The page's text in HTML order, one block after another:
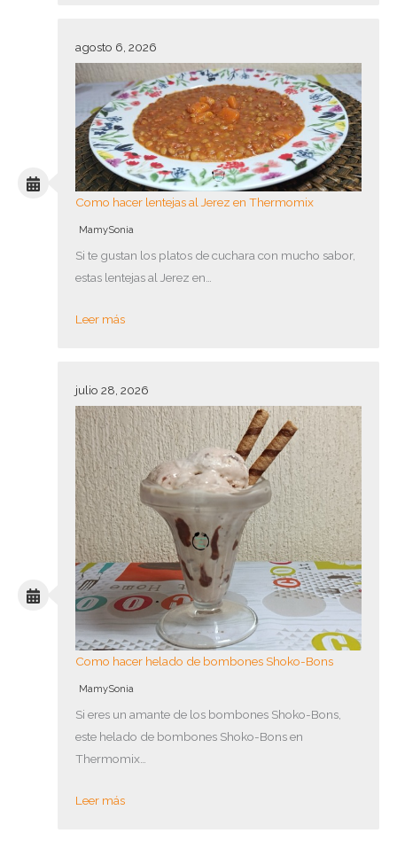
agosto 6, 2026
Como hacer lentejas al Jerez en Thermomix
MamySonia
Si te gustan los platos de cuchara con mucho sabor,
estas lentejas al Jerez en…
Leer más
julio 28, 2026
Como hacer helado de bombones Shoko-Bons
MamySonia
Si eres un amante de los bombones Shoko-Bons,
este helado de bombones Shoko-Bons en
Thermomix…
Leer más